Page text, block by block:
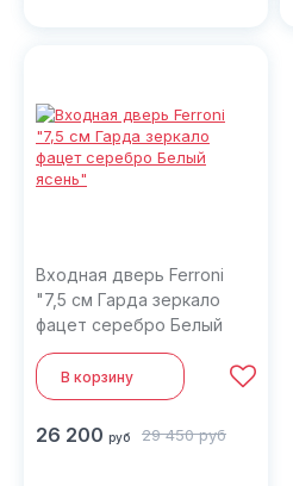
Входная дверь Ferroni
"7,5 см Гарда зеркало
фацет серебро Белый
ясень"
В корзину
26 200 руб 29 450 руб